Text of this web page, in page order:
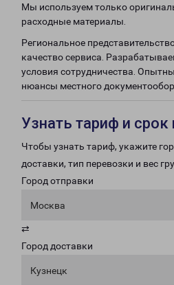
Мы используем только
расходные материалы.
Региональное
качество сервиса.
условия сотрудничества.
нюансы местного
Узнать тариф и срок
Чтобы узнать тариф, укажите
доставки, тип перевозки и вес
Город отправки
Москва
⇄
Город доставки
Кузнецк